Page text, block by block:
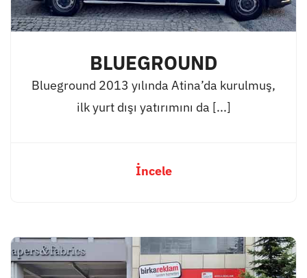
BLUEGROUND
Blueground 2013 yılında Atina’da kurulmuş,
ilk yurt dışı yatırımını da [...]
İncele